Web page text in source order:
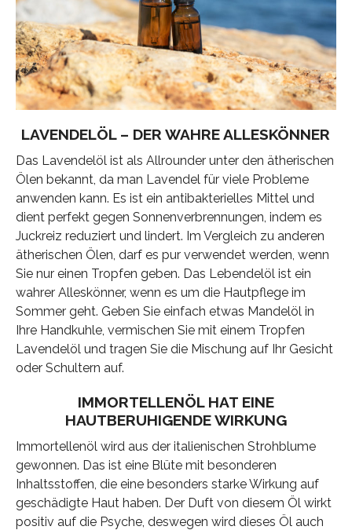
LAVENDELÖL – DER WAHRE ALLESKÖNNER
Das Lavendelöl ist als Allrounder unter den ätherischen
Ölen bekannt, da man Lavendel für viele Probleme
anwenden kann. Es ist ein antibakterielles Mittel und
dient perfekt gegen Sonnenverbrennungen, indem es
Juckreiz reduziert und lindert. Im Vergleich zu anderen
ätherischen Ölen, darf es pur verwendet werden, wenn
Sie nur einen Tropfen geben. Das Lebendelöl ist ein
wahrer Alleskönner, wenn es um die Hautpflege im
Sommer geht. Geben Sie einfach etwas Mandelöl in
Ihre Handkuhle, vermischen Sie mit einem Tropfen
Lavendelöl und tragen Sie die Mischung auf Ihr Gesicht
oder Schultern auf.
IMMORTELLENÖL HAT EINE
HAUTBERUHIGENDE WIRKUNG
Immortellenöl wird aus der italienischen Strohblume
gewonnen. Das ist eine Blüte mit besonderen
Inhaltsstoffen, die eine besonders starke Wirkung auf
geschädigte Haut haben. Der Duft von diesem Öl wirkt
positiv auf die Psyche, deswegen wird dieses Öl auch